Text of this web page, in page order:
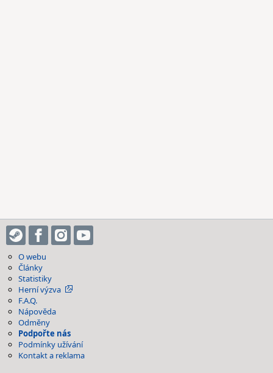
O webu
Články
Statistiky
Herní výzva
F.A.Q.
Nápověda
Odměny
Podpořte nás
Podmínky užívání
Kontakt a reklama